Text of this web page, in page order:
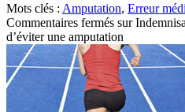
Mots clés : Amputation, Erreur
Commentaires fermés sur
d’éviter une amputation